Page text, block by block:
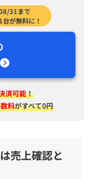
31まで
が無料に！
済可能！
料がすべて0円
売上確認と